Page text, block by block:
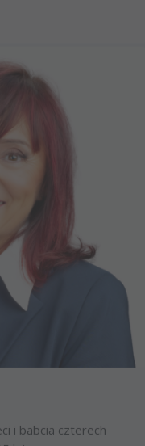
i babcia czterech